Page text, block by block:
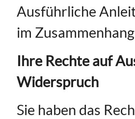
Ausführliche
im
Ihre Rechte auf
Widerspruch
Sie haben das